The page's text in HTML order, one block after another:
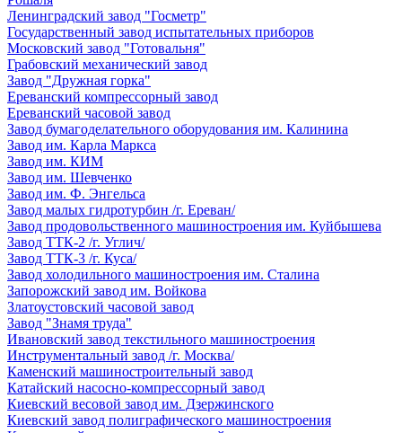
Ленинградский завод "Госметр"
Государственный завод испытательных приборов
Московский завод "Готовальня"
Грабовский механический завод
Завод "Дружная горка"
Ереванский компрессорный завод
Ереванский часовой завод
Завод бумагоделательного оборудования им. Калинина
Завод им. Карла Маркса
Завод им. КИМ
Завод им. Шевченко
Завод им. Ф. Энгельса
Завод малых гидротурбин /г. Ереван/
Завод продовольственного машиностроения им. Куйбышева
Завод ТТК-2 /г. Углич/
Завод ТТК-3 /г. Куса/
Завод холодильного машиностроения им. Сталина
Запорожский завод им. Войкова
Златоустовский часовой завод
Завод "Знамя труда"
Ивановский завод текстильного машиностроения
Инструментальный завод /г. Москва/
Каменский машиностроительный завод
Катайский насосно-компрессорный завод
Киевский весовой завод им. Дзержинского
Киевский завод полиграфического машиностроения